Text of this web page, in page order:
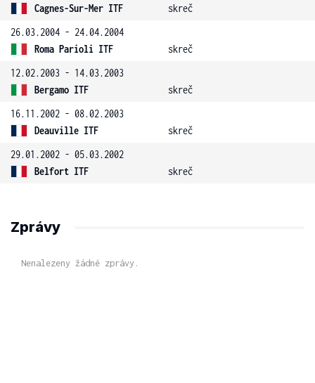
Cagnes-Sur-Mer ITF
skreč
26.03.2004 - 24.04.2004
Roma Parioli ITF
skreč
12.02.2003 - 14.03.2003
Bergamo ITF
skreč
16.11.2002 - 08.02.2003
Deauville ITF
skreč
29.01.2002 - 05.03.2002
Belfort ITF
skreč
Zprávy
Nenalezeny žádné zprávy.